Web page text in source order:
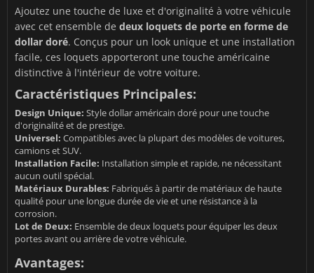
Ajoutez une touche de luxe et d'originalité à votre véhicule
avec cet ensemble de deux loquets de porte en forme de
dollar doré. Conçus pour un look unique et une installation
facile, ces loquets apporteront une touche américaine
distinctive à l'intérieur de votre voiture.
Caractéristiques Principales:
Design Unique: Style dollar américain doré pour une touche
d'originalité et de prestige.
Universel: Compatibles avec la plupart des modèles de voitures,
camions et SUV.
Installation Facile: Installation simple et rapide, ne nécessitant
aucun outil spécial.
Matériaux Durables: Fabriqués à partir de matériaux de haute
qualité pour une longue durée de vie et une résistance à la
corrosion.
Lot de Deux: Ensemble de deux loquets pour équiper les deux
portes avant ou arrière de votre véhicule.
Avantages: